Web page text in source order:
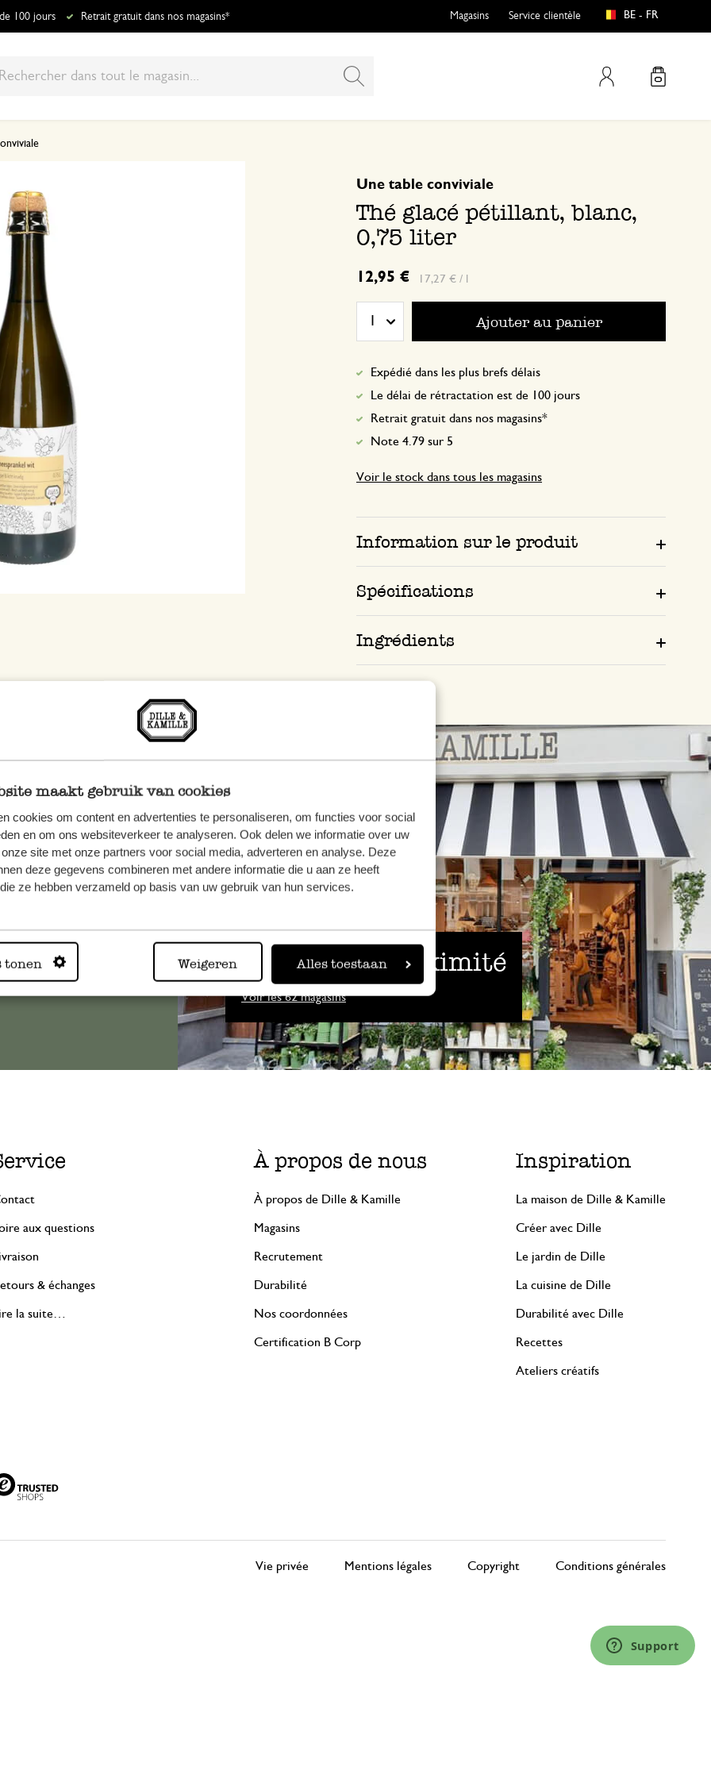
maakt gebruik van cookies
cookies om content en advertenties te personaliseren, om functies voor social
en om ons websiteverkeer te analyseren. Ook delen we informatie over uw
site met onze partners voor social media, adverteren en analyse. Deze
deze gegevens combineren met andere informatie die u aan ze heeft
ze hebben verzameld op basis van uw gebruik van hun services.
tonen Weigeren Alles toestaan
100 jours Retrait gratuit dans nos magasins*
Mon compte
Magasins Service clientèle BE - FR
Thé glacé pétillant, blanc,
0,75 liter
Une table conviviale
12,95 € 17,27 € / l
Ajouter au panier
Expédié dans les plus brefs délais
Le délai de rétractation est de 100 jours
Retrait gratuit dans nos magasins*
Note 4.79 sur 5
Voir le stock dans tous les magasins
Information sur le produit
Spécifications
Ingrédients
Toujours à proximité
Voir les 62 magasins
veuillez
.
aux questions
& échanges
la suite…
À propos de nous
À propos de Dille & Kamille
Magasins
Recrutement
Durabilité
Nos coordonnées
Certification B Corp
Inspiration
La maison de Dille & Kamille
Créer avec Dille
Le jardin de Dille
La cuisine de Dille
Durabilité avec Dille
Recettes
Ateliers créatifs
Vie privée Mentions légales Copyright Conditions générales
Support